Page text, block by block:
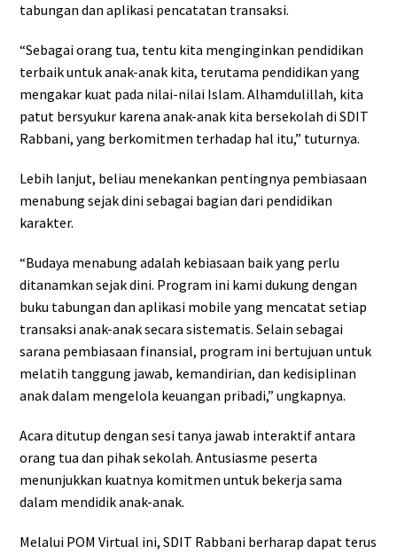
tabungan dan aplikasi pencatatan transaksi.
“Sebagai orang tua, tentu kita menginginkan pendidikan
terbaik untuk anak-anak kita, terutama pendidikan yang
mengakar kuat pada nilai-nilai Islam. Alhamdulillah, kita
patut bersyukur karena anak-anak kita bersekolah di SDIT
Rabbani, yang berkomitmen terhadap hal itu,” tuturnya.
Lebih lanjut, beliau menekankan pentingnya pembiasaan
menabung sejak dini sebagai bagian dari pendidikan
karakter.
“Budaya menabung adalah kebiasaan baik yang perlu
ditanamkan sejak dini. Program ini kami dukung dengan
buku tabungan dan aplikasi mobile yang mencatat setiap
transaksi anak-anak secara sistematis. Selain sebagai
sarana pembiasaan finansial, program ini bertujuan untuk
melatih tanggung jawab, kemandirian, dan kedisiplinan
anak dalam mengelola keuangan pribadi,” ungkapnya.
Acara ditutup dengan sesi tanya jawab interaktif antara
orang tua dan pihak sekolah. Antusiasme peserta
menunjukkan kuatnya komitmen untuk bekerja sama
dalam mendidik anak-anak.
Melalui POM Virtual ini, SDIT Rabbani berharap dapat terus